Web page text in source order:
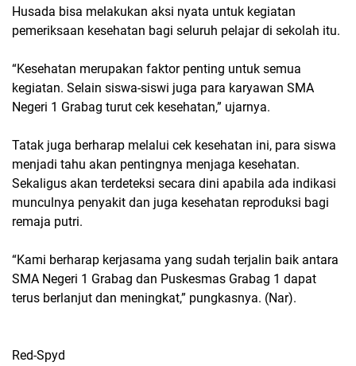
Husada bisa melakukan aksi nyata untuk kegiatan
pemeriksaan kesehatan bagi seluruh pelajar di sekolah itu.
“Kesehatan merupakan faktor penting untuk semua
kegiatan. Selain siswa-siswi juga para karyawan SMA
Negeri 1 Grabag turut cek kesehatan,” ujarnya.
Tatak juga berharap melalui cek kesehatan ini, para siswa
menjadi tahu akan pentingnya menjaga kesehatan.
Sekaligus akan terdeteksi secara dini apabila ada indikasi
munculnya penyakit dan juga kesehatan reproduksi bagi
remaja putri.
“Kami berharap kerjasama yang sudah terjalin baik antara
SMA Negeri 1 Grabag dan Puskesmas Grabag 1 dapat
terus berlanjut dan meningkat,” pungkasnya. (Nar).
Red-Spyd